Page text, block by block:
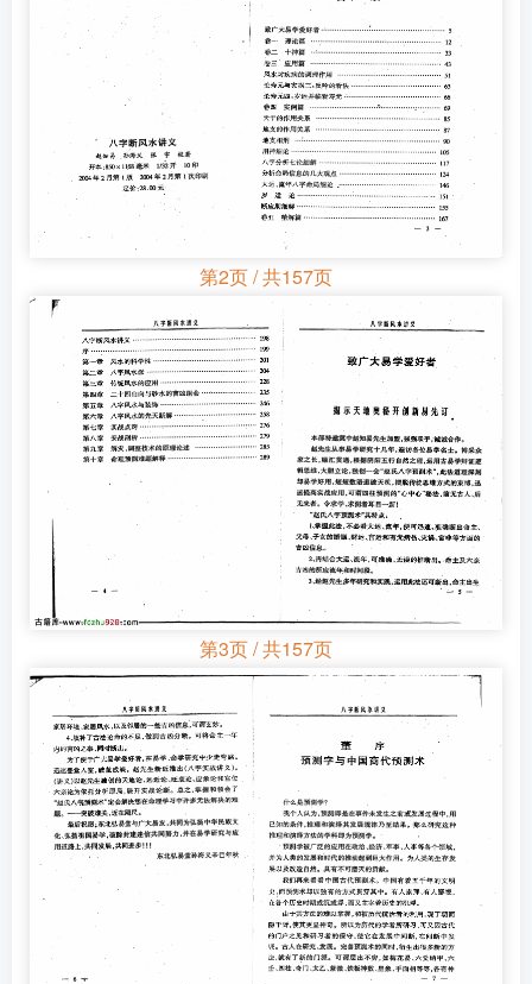
第2页 / 共157页
第3页 / 共157页